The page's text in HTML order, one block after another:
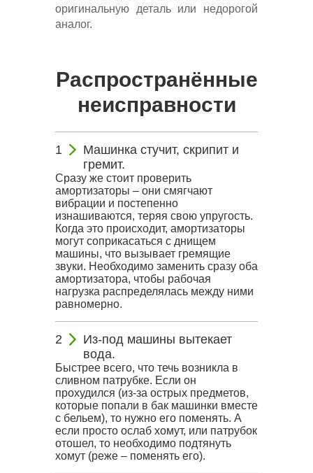
оригинальную деталь или недорогой
аналог.
Распространённые
неисправности
Машинка стучит, скрипит и
гремит.
Сразу же стоит проверить
амортизаторы – они смягчают
вибрации и постепенно
изнашиваются, теряя свою упругость.
Когда это происходит, амортизаторы
могут соприкасаться с днищем
машины, что вызывает гремящие
звуки. Необходимо заменить сразу оба
амортизатора, чтобы рабочая
нагрузка распределялась между ними
равномерно.
Из-под машины вытекает
вода.
Быстрее всего, что течь возникла в
сливном патрубке. Если он
прохудился (из-за острых предметов,
которые попали в бак машинки вместе
с бельем), то нужно его поменять. А
если просто ослаб хомут, или патрубок
отошел, то необходимо подтянуть
хомут (реже – поменять его).